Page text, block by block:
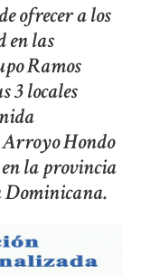
ofrecer a los
en las
Ramos
3 locales
Arroyo Hondo
la provincia
Dominicana.